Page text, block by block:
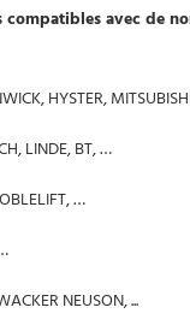
compatibles avec de
HYSTER,
LINDE, BT, …
…
NEUSON, ...